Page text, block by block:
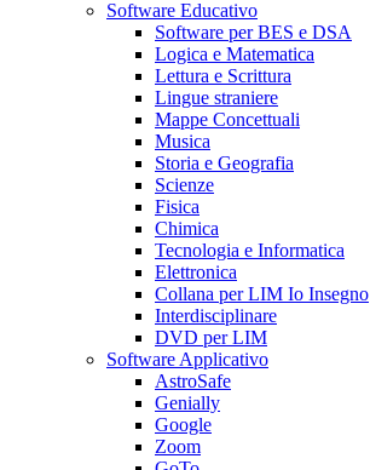
Software Educativo
Software per BES e DSA
Logica e Matematica
Lettura e Scrittura
Lingue straniere
Mappe Concettuali
Musica
Storia e Geografia
Scienze
Fisica
Chimica
Tecnologia e Informatica
Elettronica
Collana per LIM Io Insegno
Interdisciplinare
DVD per LIM
Software Applicativo
AstroSafe
Genially
Google
Zoom